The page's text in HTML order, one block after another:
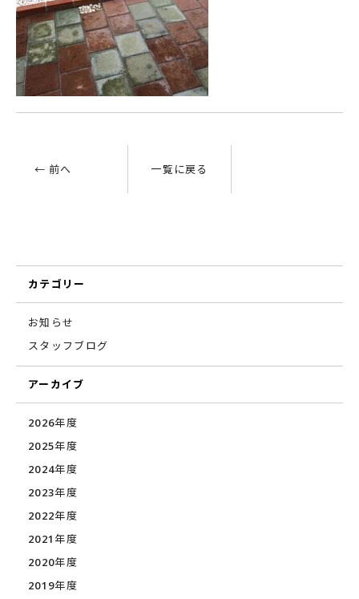
← 前へ 一覧に戻る
カテゴリー
お知らせ
スタッフブログ
アーカイブ
2026年度
2025年度
2024年度
2023年度
2022年度
2021年度
2020年度
2019年度